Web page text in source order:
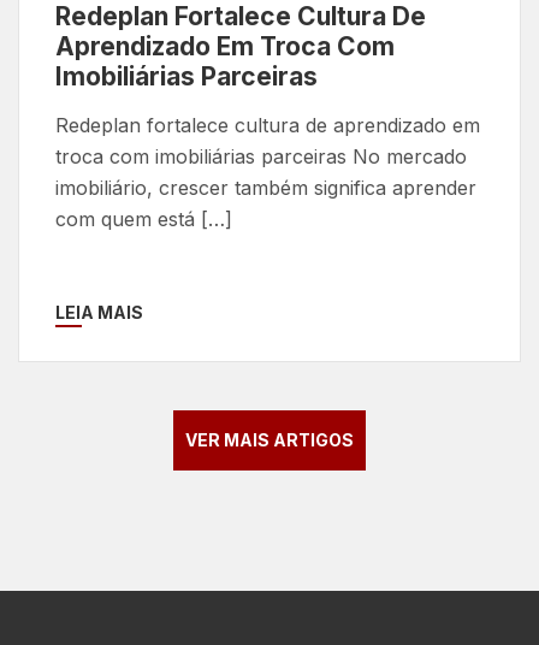
Redeplan Fortalece Cultura De
Aprendizado Em Troca Com
Imobiliárias Parceiras
Redeplan fortalece cultura de aprendizado em
troca com imobiliárias parceiras No mercado
imobiliário, crescer também significa aprender
com quem está […]
LEIA MAIS
VER MAIS ARTIGOS